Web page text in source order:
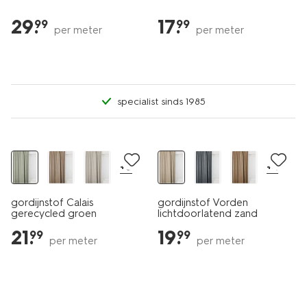
29.
99 per meter 17.
99 per meter
specialist sinds 1985
+6
gordijnstof Calais
gerecycled groen
21.
99 per meter
+4
gordijnstof Vorden
lichtdoorlatend zand
19.
99 per meter